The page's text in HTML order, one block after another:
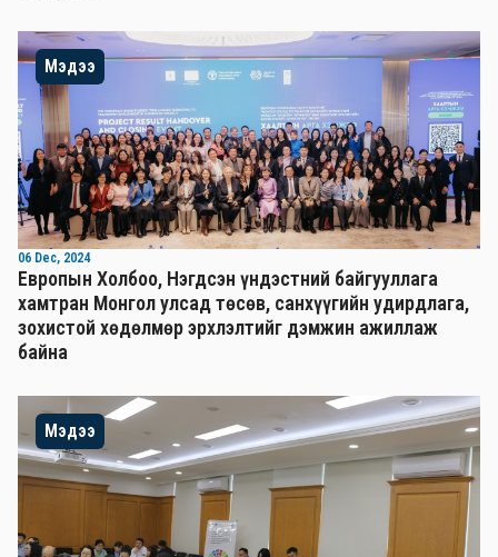
Мэдээ
06 Dec, 2024
Европын Холбоо, Нэгдсэн үндэстний байгууллага
хамтран Монгол улсад төсөв, санхүүгийн удирдлага,
зохистой хөдөлмөр эрхлэлтийг дэмжин ажиллаж
байна
Мэдээ